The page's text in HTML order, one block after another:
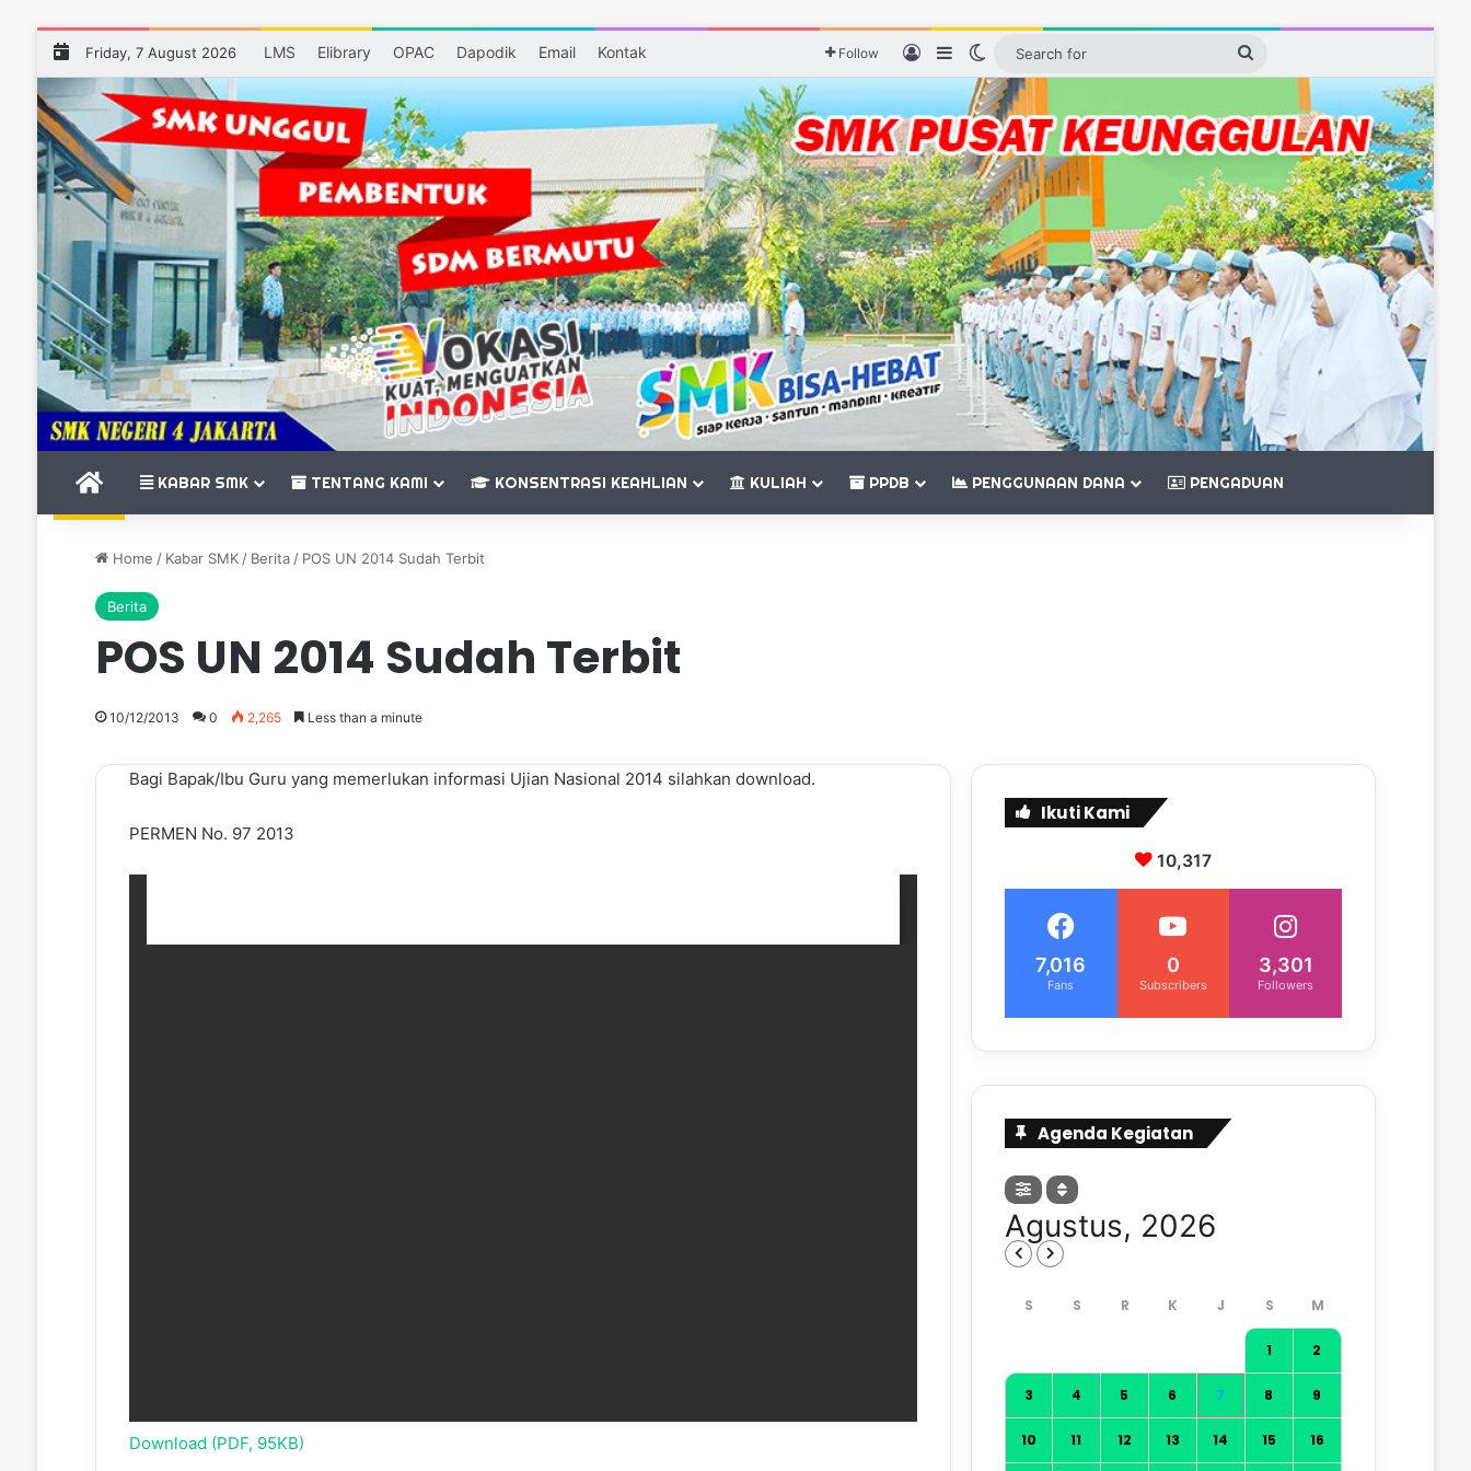
Friday, 7 August 2026 LMS Elibrary OPAC Dapodik Email Kontak Follow Log InSidebarSwitch skin
Search
BERANDAKABAR SMK TENTANG KAMI KONSENTRASI KEAHLIAN KULIAH PPDB PENGGUNAAN DANA PENGADUAN
Home / Kabar SMK / Berita / POS UN 2014 Sudah Terbit
Berita
POS UN 2014 Sudah Terbit
10/12/2013 0 2,265 Less than a minute
Bagi Bapak/Ibu Guru yang memerlukan informasi Ujian Nasional 2014 silahkan download.
PERMEN No. 97 2013
Download (PDF, 95KB)
Ikuti Kami
10,317
7,016
Fans
0
Subscribers
3,301
Followers
Agenda Kegiatan
Agustus, 2026
1 2
3 4 5 6 7 8 9
10 11 12 13 14 15 16